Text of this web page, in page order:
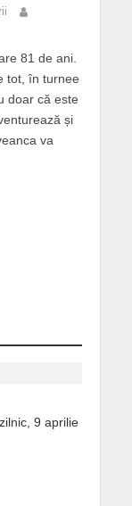
81 de ani.
tot, în turnee
doar că este
și
va
9 aprilie